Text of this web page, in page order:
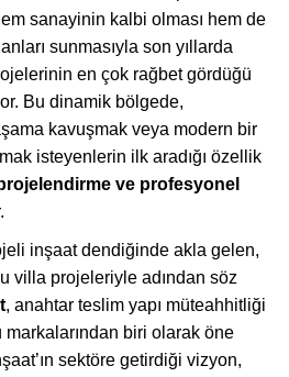
sanayinin kalbi olması hem de
sunmasıyla son yıllarda
en çok rağbet gördüğü
Bu dinamik bölgede,
kavuşmak veya modern bir
isteyenlerin ilk aradığı özellik
ve profesyonel
inşaat dendiğinde akla gelen,
villa projeleriyle adından söz
, anahtar teslim yapı müteahhitliği
biri olarak öne
sektöre getirdiği vizyon,